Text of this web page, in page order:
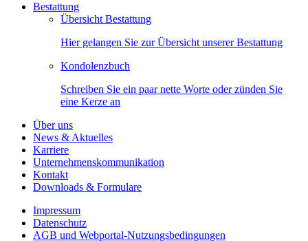
Bestattung
Übersicht Bestattung
Hier gelangen Sie zur Übersicht unserer Bestattung
Kondolenzbuch
Schreiben Sie ein paar nette Worte oder zünden Sie
eine Kerze an
Über uns
News & Aktuelles
Karriere
Unternehmenskommunikation
Kontakt
Downloads & Formulare
Impressum
Datenschutz
AGB und Webportal-Nutzungsbedingungen